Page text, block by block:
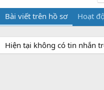
Bài viết trên hồ sơ Hoạt
Hiện tại không có tin nhắn